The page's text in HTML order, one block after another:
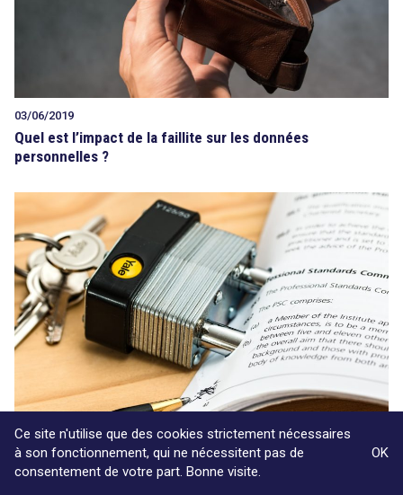
03/06/2019
Quel est l’impact de la faillite sur les données
personnelles ?
15/05/2019
Contrat et données personnelles : jusqu’où peut-on aller ?
Ce site n'utilise que des cookies strictement nécessaires
à son fonctionnement, qui ne nécessitent pas de
consentement de votre part. Bonne visite.
OK